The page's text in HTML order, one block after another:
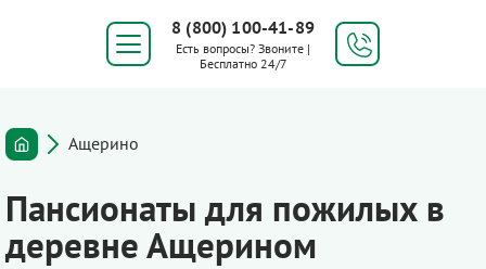
8 (800) 100-41-89
Есть вопросы? Звоните |
Бесплатно 24/7
Ащерино
Пансионаты для пожилых в
деревне Ащерином